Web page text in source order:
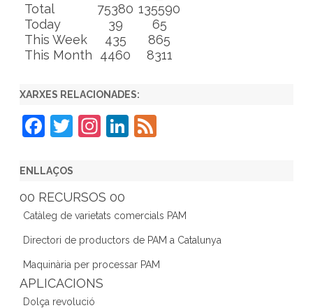
Total 75380 135590
Today
39
65
This Week
435
865
This Month
4460 8311
XARXES RELACIONADES:
F
c
e
b
o
o
k
T
er
In
gr
a
m
Li
dI
n
ENLLAÇOS
00 RECURSOS 00
Catàleg de varietats comercials PAM
Directori de productors de PAM a Catalunya
Maquinària per processar PAM
APLICACIONS
Dolça revolució